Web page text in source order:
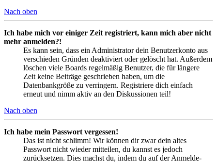
Nach oben
Ich habe mich vor einiger Zeit registriert, kann mich aber nicht
mehr anmelden?!
Es kann sein, dass ein Administrator dein Benutzerkonto aus
verschieden Gründen deaktiviert oder gelöscht hat. Außerdem
löschen viele Boards regelmäßig Benutzer, die für längere
Zeit keine Beiträge geschrieben haben, um die
Datenbankgröße zu verringern. Registriere dich einfach
erneut und nimm aktiv an den Diskussionen teil!
Nach oben
Ich habe mein Passwort vergessen!
Das ist nicht schlimm! Wir können dir zwar dein altes
Passwort nicht wieder mitteilen, du kannst es jedoch
zurücksetzen. Dies machst du, indem du auf der Anmelde-